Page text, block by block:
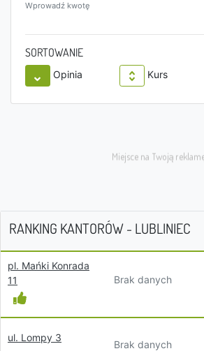
Wprowadź kwotę
SORTOWANIE
Opinia Kurs
RANKING KANTORÓW - LUBLINIEC
pl. Mańki Konrada
11
Brak danych
ul. Lompy 3
Brak danych